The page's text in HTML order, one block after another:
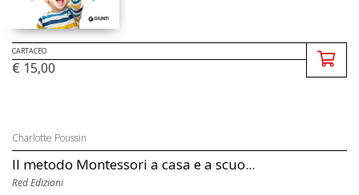
CARTACEO
€ 15,00
Charlotte Poussin
Il metodo Montessori a casa e a scuo...
Red Edizioni